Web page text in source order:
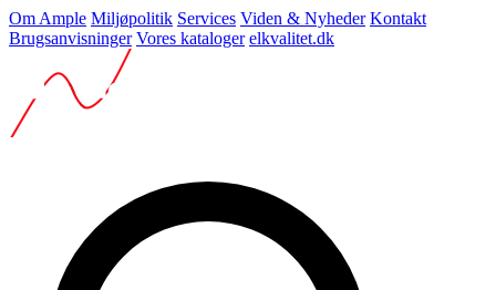
Om Ample Miljøpolitik Services Viden & Nyheder Kontakt
Brugsanvisninger Vores kataloger elkvalitet.dk